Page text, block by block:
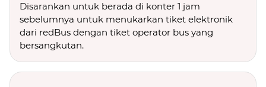
Disarankan untuk berada di konter 1 jam
sebelumnya untuk menukarkan tiket elektronik
dari redBus dengan tiket operator bus yang
bersangkutan.